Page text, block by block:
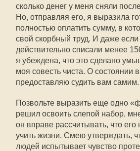
сколько денег у меня сняли
Но, отправляя его, я выразила
полностью оплатить сумму, в
свой скорбный труд. И даже если
действительно списали менее
я убеждена, что это сделано
моя совесть чиста. О состоянии
предоставляю судить вам самим.
Позвольте выразить еще одно
решил освоить слепой набор,
он вправе рассчитывать, что его
учить жизни. Смею утверждать,
людей испытывает чувство